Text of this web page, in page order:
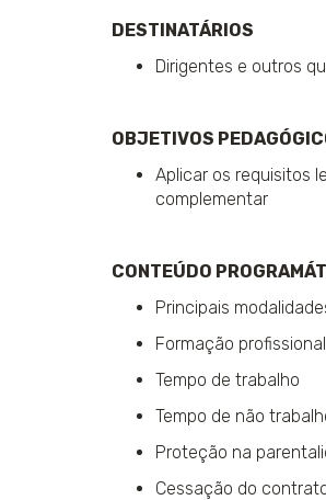
DESTINATÁRIOS
Dirigentes e outros
OBJETIVOS
Aplicar os requisitos
complementar
CONTEÚDO
Principais
Formação profissional
Tempo de trabalho
Tempo de não
Proteção na
Cessação do